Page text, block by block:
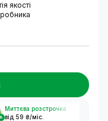
якості
8
Миттєва розстрочка
від 59 ₴/міс.